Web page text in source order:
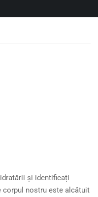
și identificați
corpul nostru este alcătuit